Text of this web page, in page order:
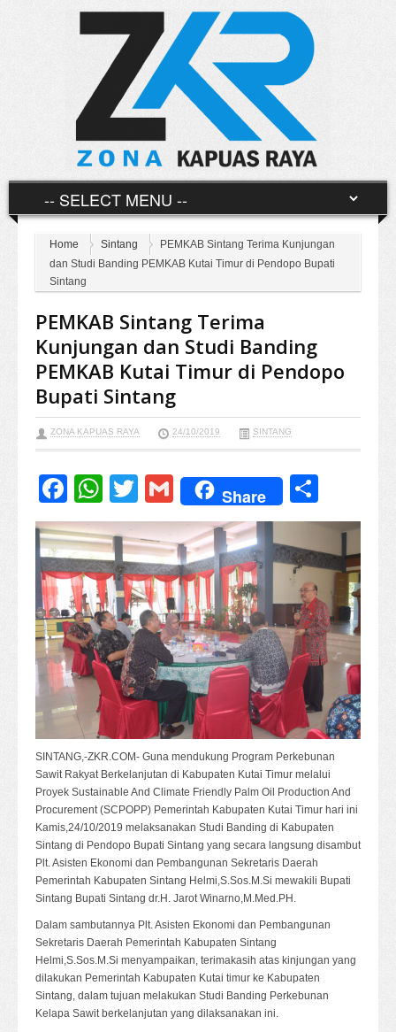
Home Sintang
PEMKAB Sintang Terima Kunjungan
dan Studi Banding PEMKAB Kutai Timur di Pendopo Bupati
Sintang
PEMKAB Sintang Terima
Kunjungan dan Studi Banding
PEMKAB Kutai Timur di Pendopo
Bupati Sintang
ZONA KAPUAS RAYA 24/10/2019 SINTANG
Facebook
WhatsApp
TwitterGmail
Share
SINTANG,-ZKR.COM- Guna mendukung Program Perkebunan
Sawit Rakyat Berkelanjutan di Kabupaten Kutai Timur melalui
Proyek Sustainable And Climate Friendly Palm Oil Production And
Procurement (SCPOPP) Pemerintah Kabupaten Kutai Timur hari ini
Kamis,24/10/2019 melaksanakan Studi Banding di Kabupaten
Sintang di Pendopo Bupati Sintang yang secara langsung disambut
Plt. Asisten Ekonomi dan Pembangunan Sekretaris Daerah
Pemerintah Kabupaten Sintang Helmi,S.Sos.M.Si mewakili Bupati
Sintang Bupati Sintang dr.H. Jarot Winarno,M.Med.PH.
Dalam sambutannya Plt. Asisten Ekonomi dan Pembangunan
Sekretaris Daerah Pemerintah Kabupaten Sintang
Helmi,S.Sos.M.Si menyampaikan, terimakasih atas kinjungan yang
dilakukan Pemerintah Kabupaten Kutai timur ke Kabupaten
Sintang, dalam tujuan melakukan Studi Banding Perkebunan
Kelapa Sawit berkelanjutan yang dilaksanakan ini.